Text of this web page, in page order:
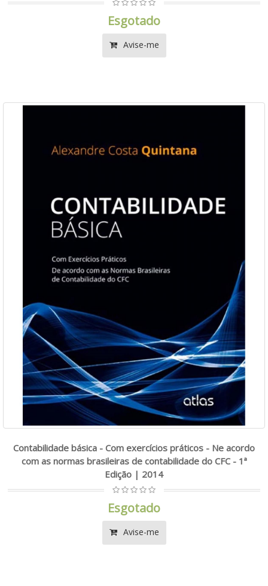
Esgotado
Avise-me
Contabilidade básica - Com exercícios práticos - Ne acordo
com as normas brasileiras de contabilidade do CFC - 1ª
Edição | 2014
Esgotado
Avise-me